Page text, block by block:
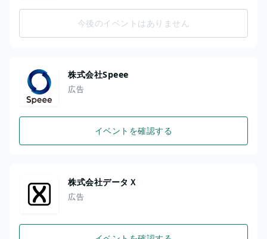
今後のイベントはありません
株式会社Speee
広告
イベントを確認する
株式会社データＸ
広告